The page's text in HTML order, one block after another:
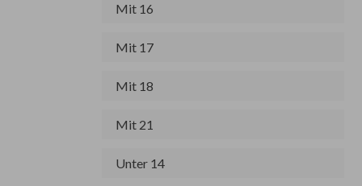
Mit 16
Mit 17
Mit 18
Mit 21
Unter 14